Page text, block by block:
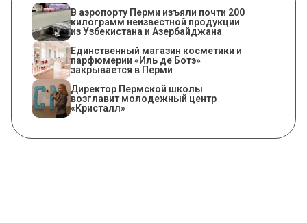
В аэропорту Перми изъяли почти 200
килограмм неизвестной продукции
из Узбекистана и Азербайджана
Единственный магазин косметики и
парфюмерии «Иль де Ботэ»
закрывается в Перми
​Директор Пермской школы
возглавит молодежный центр
«Кристалл»